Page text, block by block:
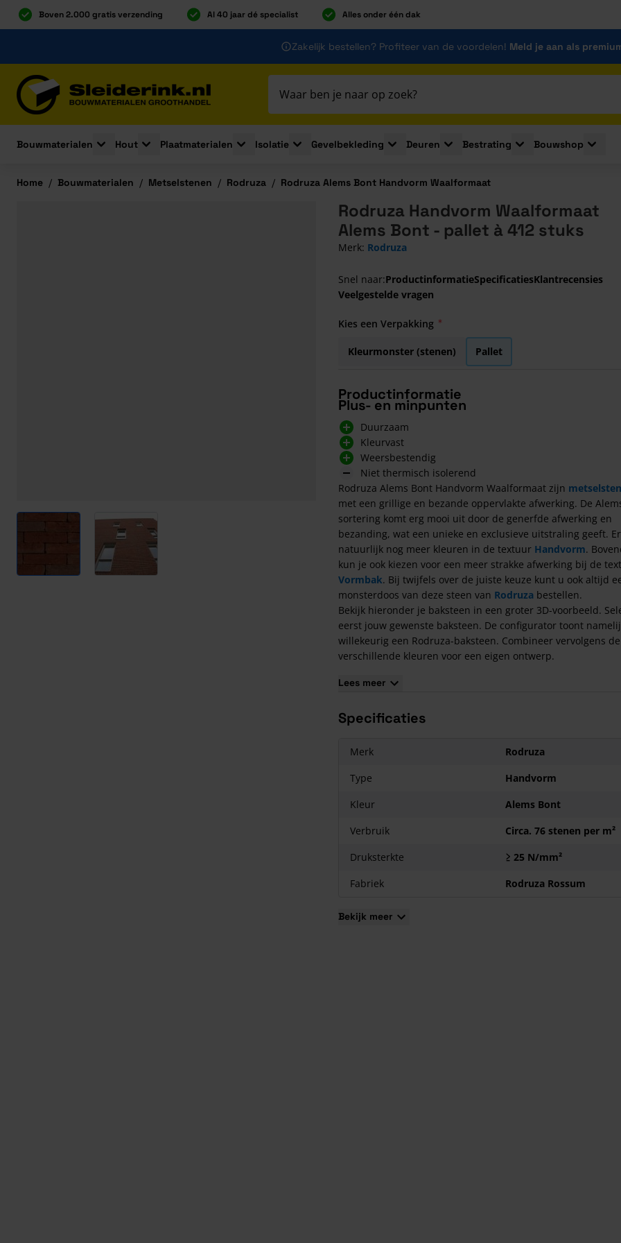
Boven 2.000 gratis verzending Al 40 jaar dé specialist Alles onder één dak
Zakelijk bestellen? Profiteer van de voordelen! Meld je aan als
Bouwmaterialen
Toggle submenu for Bouwmaterialen
Hout
Toggle submenu for Hout
Plaatmaterialen
Toggle submenu for Plaatmaterialen
Isolatie
Toggle submenu for Isolatie
Gevelbekleding
Toggle submenu for Gevelbekleding
Deuren
Toggle submenu for Deuren
Bestrating
Toggle submenu for
Bouwshop
Home / Bouwmaterialen / Metselstenen / Rodruza / Rodruza Alems Bont Handvorm Waalformaat
View larger imageView larger image
Rodruza Handvorm Waalformaat
Alems Bont - pallet à 412 stuks
Merk: Rodruza
Snel naar:ProductinformatieSpecificatiesKlantrecensies
Veelgestelde vragen
Kies een Verpakking
Kleurmonster (stenen) Pallet
Productinformatie
Plus- en minpunten
Duurzaam
Kleurvast
Weersbestendig
Niet thermisch isolerend
Rodruza Alems Bont Handvorm Waalformaat zijn
met een grillige en bezande oppervlakte afwerking. De
sortering komt erg mooi uit door de generfde afwerking en
bezanding, wat een unieke en exclusieve uitstraling geeft.
natuurlijk nog meer kleuren in de textuur Handvorm.
kun je ook kiezen voor een meer strakke afwerking bij de
Vormbak. Bij twijfels over de juiste keuze kunt u ook altijd
monsterdoos van deze steen van Rodruza bestellen.
Bekijk hieronder je baksteen in een groter 3D-voorbeeld.
eerst jouw gewenste baksteen. De configurator toont
willekeurig een Rodruza-baksteen. Combineer vervolgens de
verschillende kleuren voor een eigen ontwerp.
Kenmerken van de Rodruza Alems Bont Handvorm
Textuur is handvorm
De basiskleur is rood in combinatie met een bonte afwerking
Lees meer
Specificaties
Merk
Rodruza
Type
Handvorm
Kleur
Alems Bont
Verbruik
Circa. 76 stenen per m²
Druksterkte
≥ 25 N/mm²
Fabriek
Rodruza Rossum
Bekijk meer